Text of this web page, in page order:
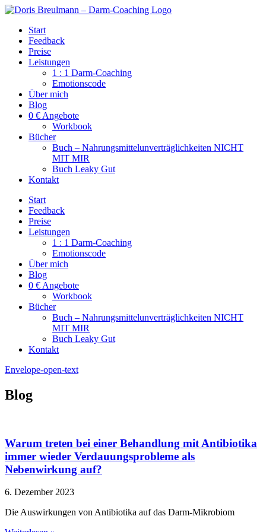
Zum
springenStart
Feedback
Preise
Leistungen
1 : 1 Darm-Coaching
Emotionscode
Über mich
Blog
0 € Angebote
Workbook
Bücher
Buch – Nahrungsmittelunverträglichkeiten NICHT
MIT MIR
Buch Leaky Gut
Kontakt
Start
Feedback
Preise
Leistungen
1 : 1 Darm-Coaching
Emotionscode
Über mich
Blog
0 € Angebote
Workbook
Bücher
Buch – Nahrungsmittelunverträglichkeiten NICHT
MIT MIR
Buch Leaky Gut
Kontakt
Envelope-open-text
Blog
Warum treten bei einer Behandlung mit Antibiotika
immer wieder Verdauungsprobleme als
Nebenwirkung auf?
6. Dezember 2023
Die Auswirkungen von Antibiotika auf das Darm-Mikrobiom